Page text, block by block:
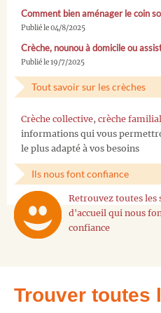
Comment bien aménager le coin
Publié le 04/8/2025
Crèche, nounou à domicile ou
Publié le 19/7/2025
Tout savoir sur les crèches
Crèche collective, crèche
informations qui vous
le plus adapté à vos besoins
Ils nous font confiance
Retrouvez toutes les
d'accueil qui nous
confiance
Trouver toutes